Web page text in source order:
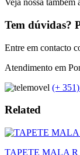
Veja nossa também
Tem dúvidas?
Entre em contacto
Atendimento em
(+
Related
TAPETE MALA R